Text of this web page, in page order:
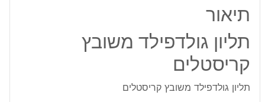
תיאור
תליון גולדפילד משובץ
קריסטלים
תליון גולדפילד משובץ קריסטלים